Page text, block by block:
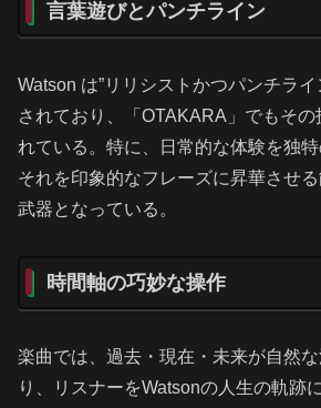
言葉遊びとパンチライン
Watson は”リリシストかつパンチラ
されており、「OTAKARA」でもその
れている。特に、日常的な体験を独特
それを印象的なフレーズに昇華させ
武器となっている。
時間軸の巧妙な操作
楽曲では、過去・現在・未来が自然
り、リスナーをWatsonの人生の軌跡